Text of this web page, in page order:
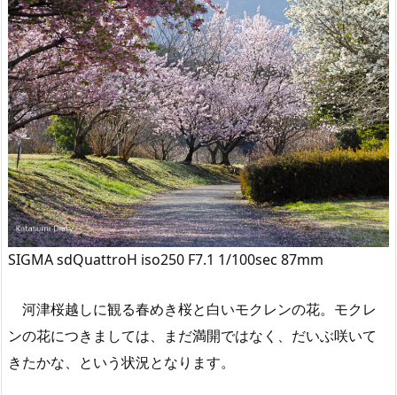
SIGMA sdQuattroH iso250 F7.1 1/100sec 87mm
河津桜越しに観る春めき桜と白いモクレンの花。モクレ
ンの花につきましては、まだ満開ではなく、だいぶ咲いて
きたかな、という状況となります。